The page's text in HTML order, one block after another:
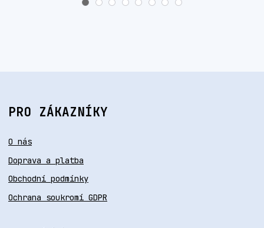
PRO ZÁKAZNÍKY
O nás
Doprava a platba
Obchodní podmínky
Ochrana soukromí GDPR